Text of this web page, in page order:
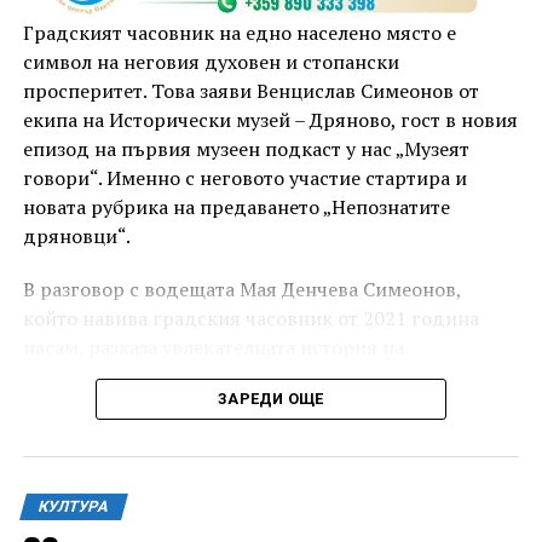
ресурси. То ще предостави възможност на
развитие, привличане на хора и инвестиции“,
допълни още Христова.
че партньорството между Габрово и Велико
Търново има своите здрави основи, изграждани
Градският часовник на едно населено място е
символ на неговия духовен и стопански
просперитет. Това заяви Венцислав Симеонов от
екипа на Исторически музей – Дряново, гост в новия
епизод на първия музеен подкаст у нас „Музеят
говори“. Именно с неговото участие стартира и
новата рубрика на предаването „Непознатите
дряновци“.
В разговор с водещата Мая Денчева Симеонов,
който навива градския часовник от 2021 година
часовниковия механизъм и на часовниковата кула в
града, от появата им през Възраждането, през
ЗАРЕДИ ОЩЕ
КУЛТУРА